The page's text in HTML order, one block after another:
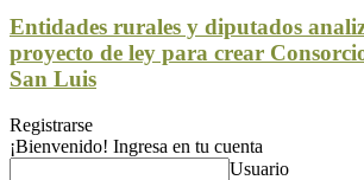
Entidades rurales y diputados
proyecto de ley para crear
San Luis
Registrarse
¡Bienvenido! Ingresa en tu cuenta
Usuario